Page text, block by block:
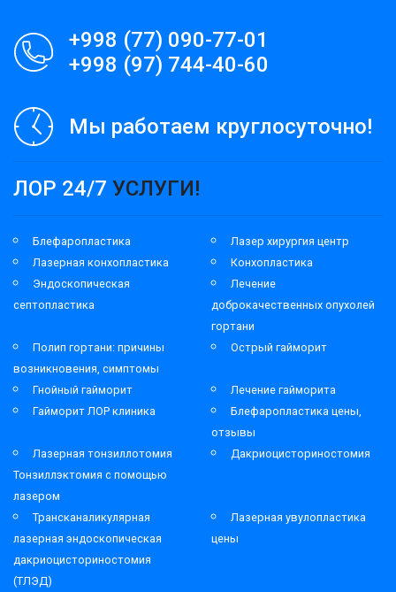
+998 (77) 090-77-01
+998 (97) 744-40-60
Мы работаем круглосуточно!
ЛОР 24/7 УСЛУГИ!
Блефаропластика
Лазер хирургия центр
Лазерная конхопластика
Конхопластика
Эндоскопическая
септопластика
Лечение
доброкачественных опухолей
гортани
Полип гортани: причины
возникновения, симптомы
Острый гайморит
Гнойный гайморит
Лечение гайморита
Гайморит ЛОР клиника
Блефаропластика цены,
отзывы
Лазерная тонзиллотомия
Тонзиллэктомия с помощью
лазером
Дакриоцисториностомия
Трансканаликулярная
лазерная эндоскопическая
дакриоцисториностомия
(ТЛЭД)
Лазерная увулопластика
цены